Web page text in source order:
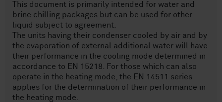
This document is primarily intended for water and
brine chilling packages but can be used for other
liquid subject to agreement.
The units having their condenser cooled by air and by
the evaporation of external additional water will have
their performance in the cooling mode determined in
accordance to EN 15218. For those which can also
operate in the heating mode, the EN 14511 series
applies for the determination of their performance in
the heating mode.